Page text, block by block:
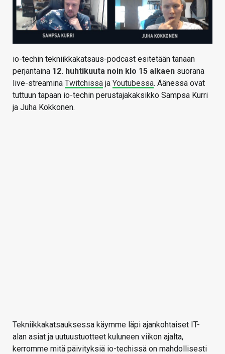
io-techin tekniikkakatsaus-podcast esitetään tänään
perjantaina 12. huhtikuuta noin klo 15 alkaen suorana
live-streamina Twitchissä ja Youtubessa. Äänessä ovat
tuttuun tapaan io-techin perustajakaksikko Sampsa Kurri
ja Juha Kokkonen.
Tekniikkakatsauksessa käymme läpi ajankohtaiset IT-
alan asiat ja uutuustuotteet kuluneen viikon ajalta,
kerromme mitä päivityksiä io-techissä on mahdollisesti